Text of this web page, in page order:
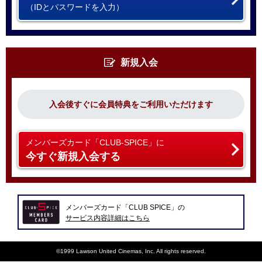
（IDとパスワードを入力）
新規入会
入会後すぐに会員特典をご利用いただけます
メンバーズカード「CLUB-SPICE」に
今すぐ新規入会する
メンバーズカード「CLUB SPICE」の
サービス内容詳細はこちら
©1999 Lawson United Cinemas, Inc. All rights reserved.